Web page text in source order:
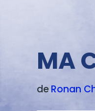
MA
deRonan